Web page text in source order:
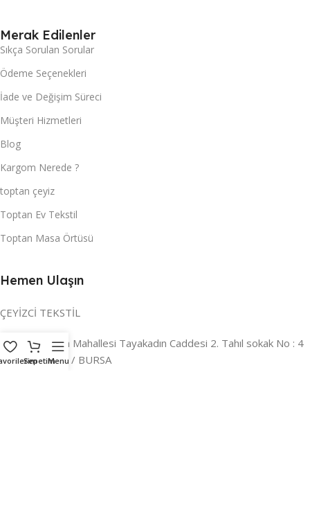
Merak Edilenler
Sıkça Sorulan Sorular
Ödeme Seçenekleri
İade ve Değişim Süreci
Müşteri Hizmetleri
Blog
Kargom Nerede ?
toptan çeyiz
Toptan Ev Tekstil
Toptan Masa Örtüsü
Hemen Ulaşın
ÇEYİZCİ TEKSTİL
Adres:Reyhan Mahallesi Tayakadın Caddesi 2. Tahıl sokak No : 4
/ a Osmangazi / BURSA
SepetimMenu